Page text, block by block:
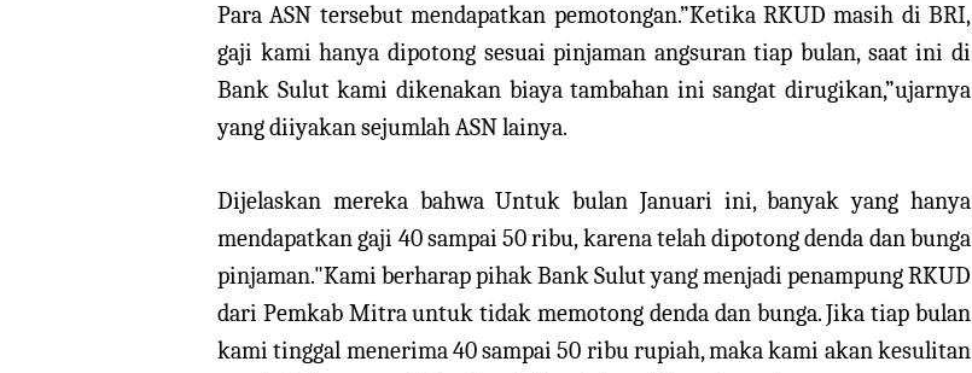
Para ASN tersebut mendapatkan pemotongan.”Ketika RKUD masih di BRI,
gaji kami hanya dipotong sesuai pinjaman angsuran tiap bulan, saat ini di
Bank Sulut kami dikenakan biaya tambahan ini sangat dirugikan,”ujarnya
yang diiyakan sejumlah ASN lainya.
Dijelaskan mereka bahwa Untuk bulan Januari ini, banyak yang hanya
mendapatkan gaji 40 sampai 50 ribu, karena telah dipotong denda dan bunga
pinjaman."Kami berharap pihak Bank Sulut yang menjadi penampung RKUD
dari Pemkab Mitra untuk tidak memotong denda dan bunga. Jika tiap bulan
kami tinggal menerima 40 sampai 50 ribu rupiah, maka kami akan kesulitan